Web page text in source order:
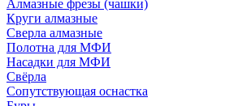
Алмазные фрезы (чашки)
Круги алмазные
Сверла алмазные
Полотна для МФИ
Насадки для МФИ
Свёрла
Сопутствующая оснастка